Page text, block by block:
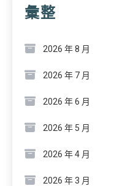
彙整
2026 年 8 月
2026 年 7 月
2026 年 6 月
2026 年 5 月
2026 年 4 月
2026 年 3 月